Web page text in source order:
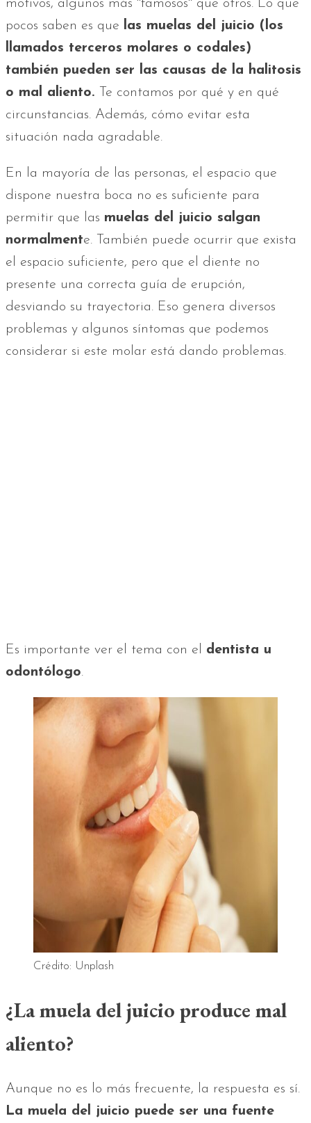
motivos, algunos más "famosos" que otros. Lo que
pocos saben es que las muelas del juicio (los
llamados terceros molares o codales)
también pueden ser las causas de la halitosis
o mal aliento. Te contamos por qué y en qué
circunstancias. Además, cómo evitar esta
situación nada agradable.
En la mayoría de las personas, el espacio que
dispone nuestra boca no es suficiente para
permitir que las muelas del juicio salgan
normalmente. También puede ocurrir que exista
el espacio suficiente, pero que el diente no
presente una correcta guía de erupción,
desviando su trayectoria. Eso genera diversos
problemas y algunos síntomas que podemos
considerar si este molar está dando problemas.
Es importante ver el tema con el dentista u
odontólogo.
Crédito: Unplash
¿La muela del juicio produce mal
aliento?
Aunque no es lo más frecuente, la respuesta es sí.
La muela del juicio puede ser una fuente